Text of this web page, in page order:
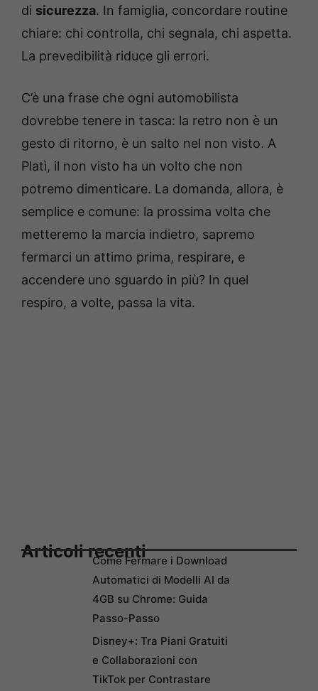
di sicurezza. In famiglia, concordare routine
chiare: chi controlla, chi segnala, chi aspetta.
La prevedibilità riduce gli errori.
C’è una frase che ogni automobilista
dovrebbe tenere in tasca: la retro non è un
gesto di ritorno, è un salto nel non visto. A
Platì, il non visto ha un volto che non
potremo dimenticare. La domanda, allora, è
semplice e comune: la prossima volta che
metteremo la marcia indietro, sapremo
fermarci un attimo prima, respirare, e
accendere uno sguardo in più? In quel
respiro, a volte, passa la vita.
Articoli recentiCome Fermare i Download
Automatici di Modelli AI da
4GB su Chrome: Guida
Passo-Passo
Disney+: Tra Piani Gratuiti
e Collaborazioni con
TikTok per Contrastare